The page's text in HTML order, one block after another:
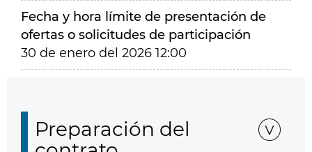
Fecha y hora límite de presentación de
ofertas o solicitudes de participación
30 de enero del 2026 12:00
Preparación del